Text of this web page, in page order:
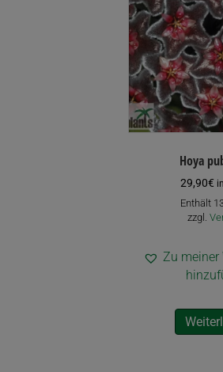
Hoya
29,90€
Enthält
zzgl.
Zu